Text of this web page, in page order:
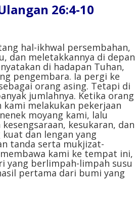
26:4-10
hal-ikhwal persembahan,
dan meletakkannya di depan
di hadapan Tuhan,
pengembara. Ia pergi ke
orang asing. Tetapi di
jumlahnya. Ketika orang
melakukan pekerjaan
moyang kami, lalu
kesukaran, dan
dan lengan yang
tanda serta mukjizat-
kami ke tempat ini,
yang berlimpah-limpah susu
pertama dari bumi yang